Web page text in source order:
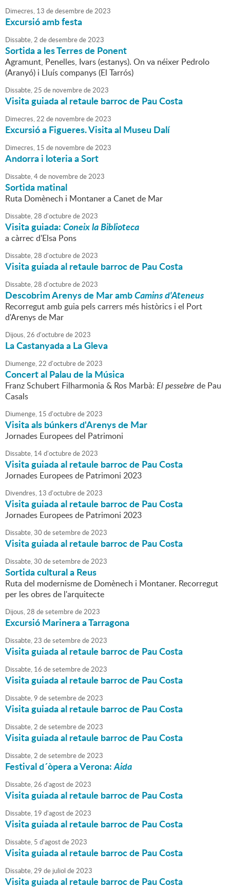
Dimecres, 13 dedesembrede2023
Excursió amb festa
Dissabte,2 dedesembrede2023
Sortida a les Terres de Ponent
Agramunt, Penelles, Ivars (estanys). On va néixer Pedrolo
(Aranyó) i Lluís companys (El Tarrós)
Dissabte,25 de novembrede2023
Visita guiada al retaule barroc de Pau Costa
Dimecres,22 de novembrede2023
Excursió a Figueres. Visita al Museu Dalí
Dimecres, 15 de novembrede2023
Andorra i loteria a Sort
Dissabte,4de novembrede2023
Sortida matinal
Ruta Domènech i Montaner a Canet de Mar
Dissabte,28 d'octubrede2023
Visita guiada:Coneix la Biblioteca
a càrrec d'Elsa Pons
Dissabte,28 d'octubrede2023
Visita guiada al retaule barroc de Pau Costa
Dissabte,28 d'octubrede2023
Descobrim Arenys de Mar ambCamins d'Ateneus
Recorregut amb guia pels carrers més històrics i el Port
d'Arenys de Mar
Dijous,26 d'octubrede2023
La Castanyada a La Gleva
Diumenge,22 d'octubrede2023
Concert al Palau de la Música
Franz Schubert Filharmonia & Ros Marbà: El pessebre de Pau
Casals
Diumenge, 15 d'octubrede2023
Visita als búnkers d'Arenys de Mar
Jornades Europees del Patrimoni
Dissabte, 14d'octubrede2023
Visita guiada al retaule barroc de Pau Costa
Jornades Europees de Patrimoni 2023
Divendres, 13 d'octubrede2023
Visita guiada al retaule barroc de Pau Costa
Jornades Europees de Patrimoni 2023
Dissabte,30 desetembrede2023
Visita guiada al retaule barroc de Pau Costa
Dissabte,30 desetembrede2023
Sortida cultural a Reus
Ruta del modernisme de Domènech i Montaner. Recorregut
per les obres de l'arquitecte
Dijous,28 desetembrede2023
Excursió Marinera a Tarragona
Dissabte,23 desetembrede2023
Visita guiada al retaule barroc de Pau Costa
Dissabte, 16 desetembrede2023
Visita guiada al retaule barroc de Pau Costa
Dissabte,9 desetembrede2023
Visita guiada al retaule barroc de Pau Costa
Dissabte,2 desetembrede2023
Visita guiada al retaule barroc de Pau Costa
Dissabte,2 desetembrede2023
Festival d´òpera a Verona:Aida
Dissabte,26 d'agostde2023
Visita guiada al retaule barroc de Pau Costa
Dissabte, 19 d'agostde2023
Visita guiada al retaule barroc de Pau Costa
Dissabte, 5 d'agostde2023
Visita guiada al retaule barroc de Pau Costa
Dissabte,29 de juliol de2023
Visita guiada al retaule barroc de Pau Costa